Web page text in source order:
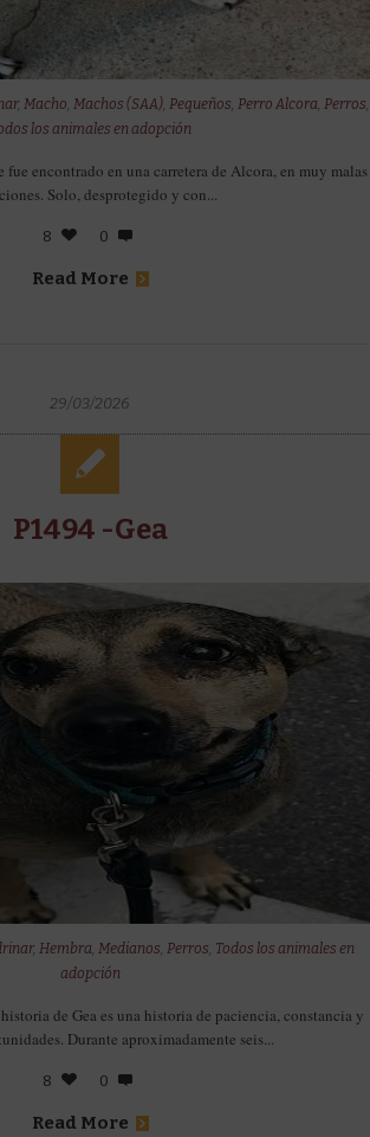
,Macho,Machos (SAA),Pequeños,Perro Alcora,Perros,
los animales en adopción
fue encontrado en una carretera de Alcora, en muy malas
Solo, desprotegido y con...
8 0
Read More
29/03/2026
P1494 -Gea
,Hembra,Medianos,Perros, Todos los animales en
adopción
de Gea es una historia de paciencia, constancia y
Durante aproximadamente seis...
8 0
Read More